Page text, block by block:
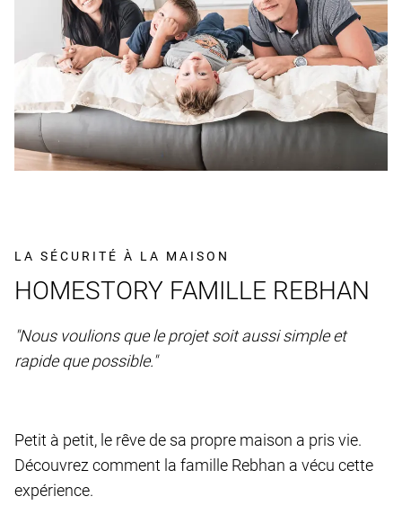
LA SÉCURITÉ À LA MAISON
HOMESTORY FAMILLE REBHAN
"Nous voulions que le projet soit aussi simple et
rapide que possible."
Petit à petit, le rêve de sa propre maison a pris vie.
Découvrez comment la famille Rebhan a vécu cette
expérience.